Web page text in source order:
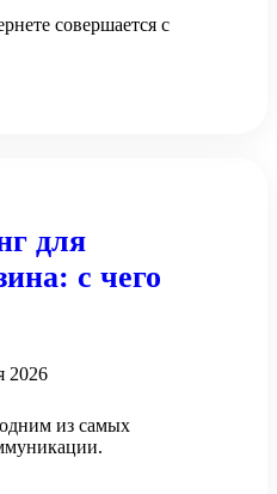
совершается с
для
с чего
2026
из самых